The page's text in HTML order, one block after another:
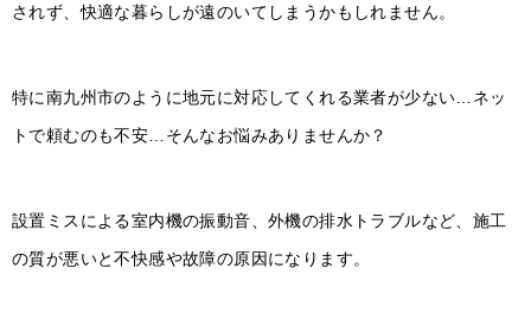
されず、快適な暮らしが遠のいてしまうかもしれません。
特に南九州市のように地元に対応してくれる業者が少ない…ネッ
トで頼むのも不安…そんなお悩みありませんか？
設置ミスによる室内機の振動音、外機の排水トラブルなど、施工
の質が悪いと不快感や故障の原因になります。